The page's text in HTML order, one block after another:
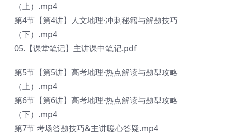
（上）.mp4
第4节【第4讲】人文地理·冲刺秘籍与解题技巧
（下）.mp4
05.【课堂笔记】主讲课中笔记.pdf
第5节【第5讲】高考地理·热点解读与题型攻略
（上）.mp4
第6节【第6讲】高考地理·热点解读与题型攻略
（下）.mp4
第7节 考场答题技巧&主讲暖心答疑.mp4